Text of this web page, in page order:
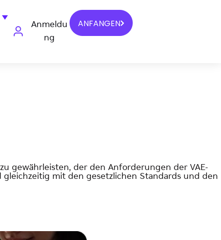
Anmeldu
ng
ANFANGEN
gewährleisten, der den Anforderungen der VAE-
mit den gesetzlichen Standards und den